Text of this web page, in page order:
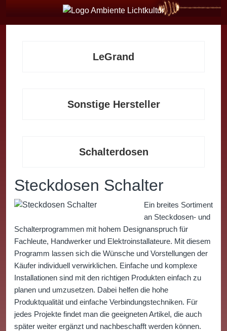
LeGrand
Sonstige Hersteller
Schalterdosen
Steckdosen Schalter
Ein breites Sortiment
an Steckdosen- und
Schalterprogrammen mit hohem Designanspruch für
Fachleute, Handwerker und Elektroinstallateure. Mit diesem
Programm lassen sich die Wünsche und Vorstellungen der
Käufer individuell verwirklichen. Einfache und komplexe
Installationen sind mit den richtigen Produkten einfach zu
planen und umzusetzen. Dabei helfen die hohe
Produktqualität und einfache Verbindungstechniken. Für
jedes Projekte findet man die geeigneten Artikel, die auch
später weiter ergänzt und nachbeschafft werden können.